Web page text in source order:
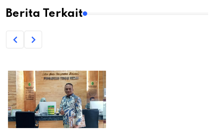
Berita Terkait